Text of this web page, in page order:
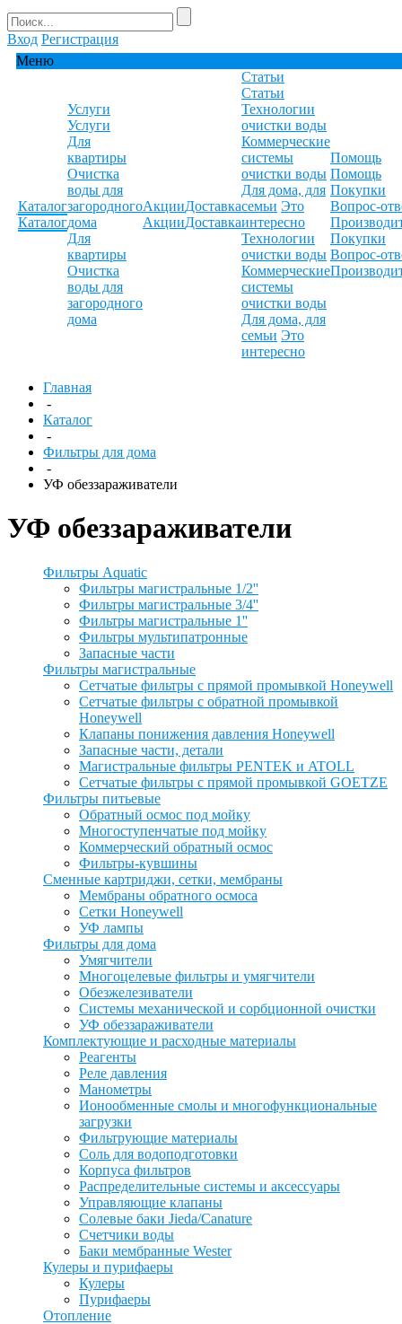
Вход Регистрация
Меню
Каталог
Каталог
Услуги
Услуги
Для
квартиры
Очистка
воды для
загородного
дома
Для
квартиры
Очистка
воды для
загородного
дома
Акции
Акции
Доставка
Доставка
Статьи
Статьи
Технологии
очистки воды
Коммерческие
системы
очистки воды
Для дома, для
семьи Это
интересно
Технологии
очистки воды
Коммерческие
системы
очистки воды
Для дома, для
семьи Это
интересно
Помощь
Помощь
Покупки
Вопрос-
Покупки
Вопрос-
Главная
-
Каталог
-
Фильтры для дома
-
УФ обеззараживатели
УФ обеззараживатели
Фильтры Aquatic
Фильтры магистральные 1/2''
Фильтры магистральные 3/4''
Фильтры магистральные 1''
Фильтры мультипатронные
Запасные части
Фильтры магистральные
Сетчатые фильтры с прямой промывкой Honeywell
Сетчатые фильтры с обратной промывкой
Honeywell
Клапаны понижения давления Honeywell
Запасные части, детали
Магистральные фильтры PENTEK и ATOLL
Сетчатые фильтры с прямой промывкой GOETZE
Фильтры питьевые
Обратный осмос под мойку
Многоступенчатые под мойку
Коммерческий обратный осмос
Фильтры-кувшины
Сменные картриджи, сетки, мембраны
Мембраны обратного осмоса
Сетки Honeywell
УФ лампы
Фильтры для дома
Умягчители
Многоцелевые фильтры и умягчители
Обезжелезиватели
Системы механической и сорбционной очистки
УФ обеззараживатели
Комплектующие и расходные материалы
Реагенты
Реле давления
Манометры
Ионообменные смолы и многофункциональные
загрузки
Фильтрующие материалы
Соль для водоподготовки
Корпуса фильтров
Распределительные системы и аксессуары
Управляющие клапаны
Солевые баки Jieda/Canature
Счетчики воды
Баки мембранные Wester
Кулеры и пурифаеры
Кулеры
Пурифаеры
Отопление